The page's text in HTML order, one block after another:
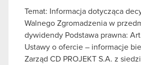
Temat: Informacja dotycząca
Walnego Zgromadzenia w
dywidendy Podstawa prawna:
Ustawy o ofercie – informacje
Zarząd CD PROJEKT S.A. z